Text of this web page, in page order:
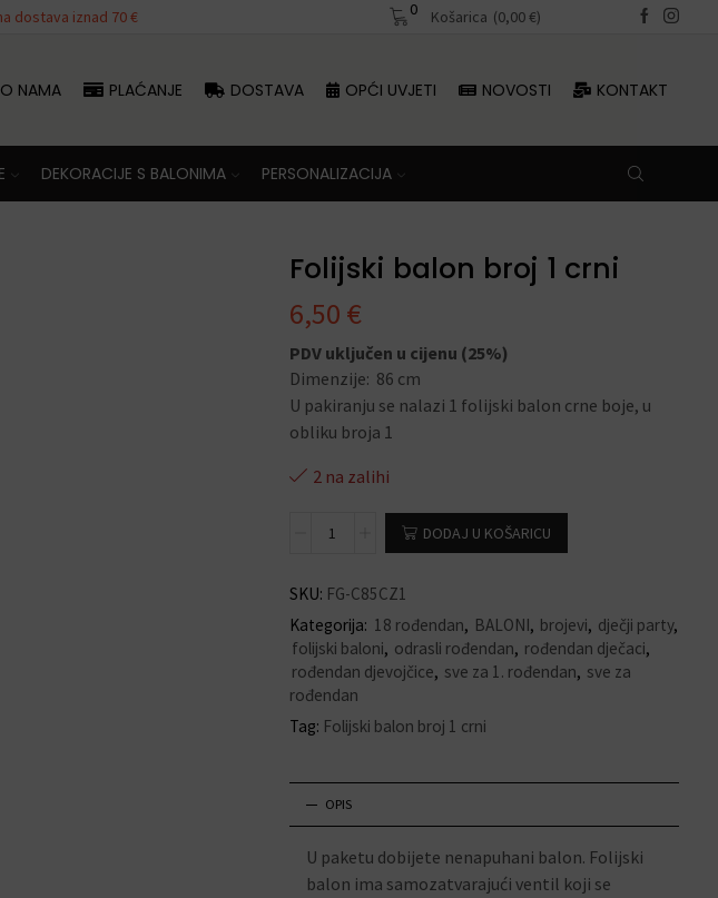
dostava iznad 70 € Besplatna dostava iznad 70 €
0 Košarica (0,00€)
O NAMA PLAĆANJE DOSTAVA OPĆI UVJETI NOVOSTI KONTAKT
DEKORACIJE S BALONIMA PERSONALIZACIJA
Folijski balon broj 1 crni
6,50 €
PDV uključen u cijenu (25%)
Dimenzije: 86 cm
U pakiranju se nalazi 1 folijski balon crne boje, u
obliku broja 1
2 na zalihi
DODAJ U KOŠARICU
SKU: FG-C85CZ1
Kategorija: 18 rođendan, BALONI, brojevi, dječji party,
folijski baloni, odrasli rođendan, rođendan dječaci,
rođendan djevojčice, sve za 1. rođendan, sve za
rođendan
Tag: Folijski balon broj 1 crni
OPIS
U paketu dobijete nenapuhani balon. Folijski
balon ima samozatvarajući ventil koji se